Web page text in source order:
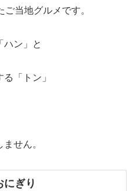
当地グルメです。
ハン」と
「トン」
せん。
ぎり